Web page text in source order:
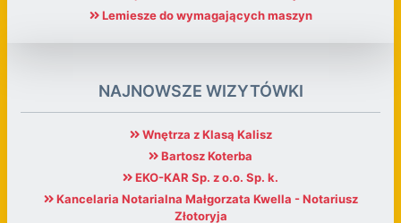
Lemiesze do wymagających maszyn
NAJNOWSZE WIZYTÓWKI
Wnętrza z Klasą Kalisz
Bartosz Koterba
EKO-KAR Sp. z o.o. Sp. k.
Kancelaria Notarialna Małgorzata Kwella - Notariusz
Złotoryja